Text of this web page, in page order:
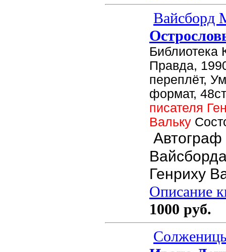
Вайсборд
Библиотека
Правда,
переплёт,
формат,
писателя
Вальку
Генриху
Описание
1000 руб.